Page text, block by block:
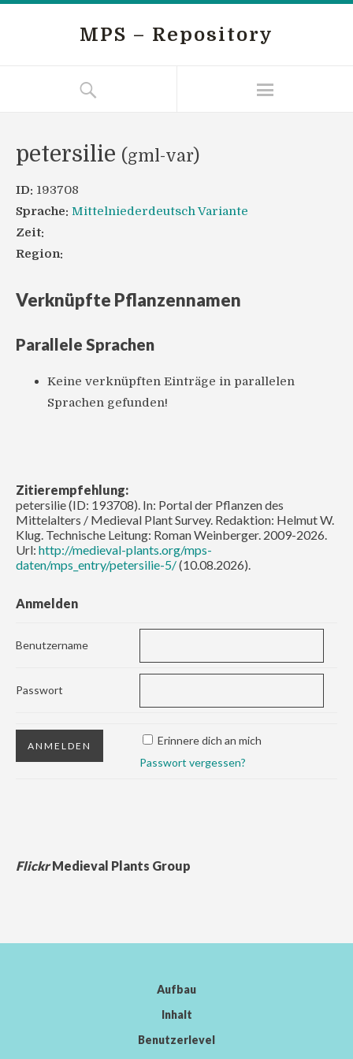
MPS – Repository
petersilie (gml-var)
ID: 193708
Sprache: Mittelniederdeutsch Variante
Zeit:
Region:
Verknüpfte Pflanzennamen
Parallele Sprachen
Keine verknüpften Einträge in parallelen
Sprachen gefunden!
Zitierempfehlung:
petersilie (ID: 193708). In: Portal der Pflanzen des
Mittelalters / Medieval Plant Survey. Redaktion: Helmut W.
Klug. Technische Leitung: Roman Weinberger. 2009-2026.
Url: http://medieval-plants.org/mps-
daten/mps_entry/petersilie-5/(10.08.2026).
Anmelden
Benutzername
Passwort
Erinnere dich an mich
Passwort vergessen?
FlickrMedieval Plants Group
Aufbau
Inhalt
Benutzerlevel